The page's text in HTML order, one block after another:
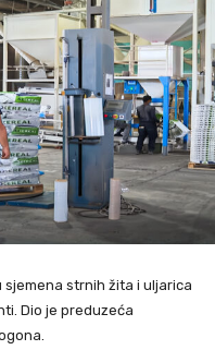
strnih žita i uljarica
Dio je preduzeća